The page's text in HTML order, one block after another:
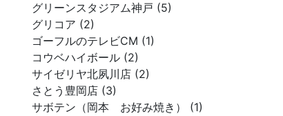
グリーンスタジアム神戸 (5)
グリコア (2)
ゴーフルのテレビCM (1)
コウベハイボール (2)
サイゼリヤ北夙川店 (2)
さとう豊岡店 (3)
サボテン（岡本 お好み焼き） (1)